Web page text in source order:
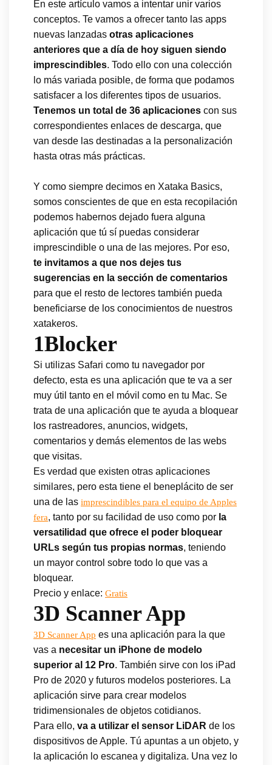
En este artículo vamos a intentar unir varios
conceptos. Te vamos a ofrecer tanto las apps
nuevas lanzadas otras aplicaciones
anteriores que a día de hoy siguen siendo
imprescindibles. Todo ello con una colección
lo más variada posible, de forma que podamos
satisfacer a los diferentes tipos de usuarios.
Tenemos un total de 36 aplicaciones con sus
correspondientes enlaces de descarga, que
van desde las destinadas a la personalización
hasta otras más prácticas.
Y como siempre decimos en Xataka Basics,
somos conscientes de que en esta recopilación
podemos habernos dejado fuera alguna
aplicación que tú sí puedas considerar
imprescindible o una de las mejores. Por eso,
te invitamos a que nos dejes tus
sugerencias en la sección de comentarios
para que el resto de lectores también pueda
beneficiarse de los conocimientos de nuestros
xatakeros.
1Blocker
Si utilizas Safari como tu navegador por
defecto, esta es una aplicación que te va a ser
muy útil tanto en el móvil como en tu Mac. Se
trata de una aplicación que te ayuda a bloquear
los rastreadores, anuncios, widgets,
comentarios y demás elementos de las webs
que visitas.
Es verdad que existen otras aplicaciones
similares, pero esta tiene el beneplácito de ser
una de las imprescindibles para el equipo de Apples
fera, tanto por su facilidad de uso como por la
versatilidad que ofrece el poder bloquear
URLs según tus propias normas, teniendo
un mayor control sobre todo lo que vas a
bloquear.
Precio y enlace: Gratis
3D Scanner App
3D Scanner App es una aplicación para la que
vas a necesitar un iPhone de modelo
superior al 12 Pro. También sirve con los iPad
Pro de 2020 y futuros modelos posteriores. La
aplicación sirve para crear modelos
tridimensionales de objetos cotidianos.
Para ello, va a utilizar el sensor LiDAR de los
dispositivos de Apple. Tú apuntas a un objeto, y
la aplicación lo escanea y digitaliza. Una vez lo